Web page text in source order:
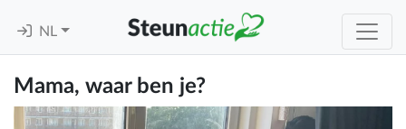
NL
Mama, waar ben je?